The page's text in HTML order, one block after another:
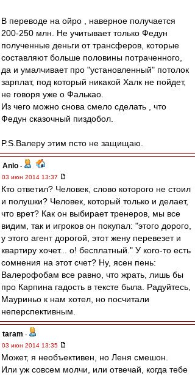
В переводе на ойро , наверное получается
200-250 млн. Не учитывает только Федун
полученные деньги от трансферов, которые
составляют больше половины потраченного,
да и умалчивает про "установленный" потолок
зарплат, под который никакой Халк не пойдет,
не говоря уже о Фалькао.
Из чего можно снова смело сделать , что
Федун сказочный пиздобол.
P.S.Валеру этим псто не защищаю.
Anlo -
03 июн 2014 13:37
Кто ответил? Человек, слово которого не стоил
и полушки? Человек, который только и делает,
что врет? Как он выбирает тренеров, мы все
видим, так и игроков он покупал: "этого дорого,
у этого агент дорогой, этот жену перевезет и
квартиру хочет... о! бесплатный." У кого-то есть
сомнения на этот счет? Ну, ясен пень:
Валерофобам все равно, что жрать, лишь бы
про Карпина гадость в тексте была. Радуйтесь,
Мауриньо к нам хотел, но посчитали
неперспективным.
taram -
03 июн 2014 13:35
Может, я необъективен, но Леня смешон.
Или уж совсем молчи, или отвечай, когда тебе